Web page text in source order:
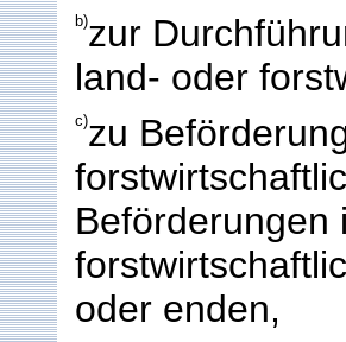
b)zur
land- oder
c)zu
Beförderungen
oder enden,